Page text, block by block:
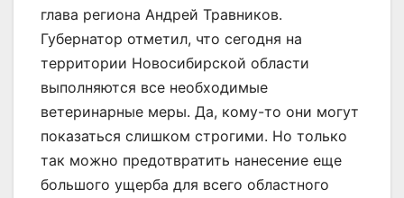
глава региона Андрей Травников.
Губернатор отметил, что сегодня на
территории Новосибирской области
выполняются все необходимые
ветеринарные меры. Да, кому-то они могут
показаться слишком строгими. Но только
так можно предотвратить нанесение еще
большого ущерба для всего областного